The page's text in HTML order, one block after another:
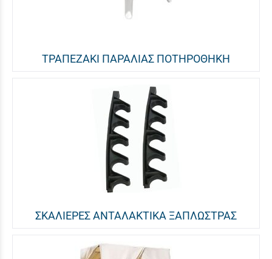
ΤΡΑΠΕΖΑΚΙ ΠΑΡΑΛΙΑΣ ΠΟΤΗΡΟΘΗΚΗ
ΣΚΑΛΙΕΡΕΣ ΑΝΤΑΛΑΚΤΙΚΑ ΞΑΠΛΩΣΤΡΑΣ